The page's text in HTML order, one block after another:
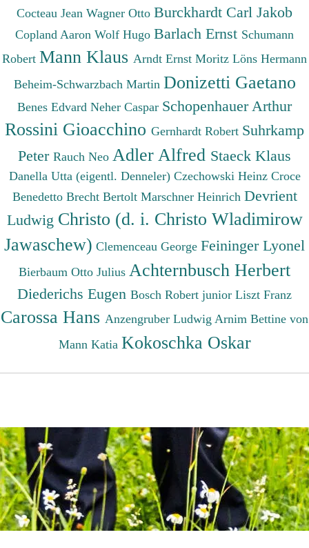
Cocteau Jean Wagner Otto Burckhardt Carl Jakob
Copland Aaron Wolf Hugo Barlach Ernst Schumann
Robert Mann Klaus Arndt Ernst Moritz Löns Hermann
Beheim-Schwarzbach Martin Donizetti Gaetano
Benes Edvard Neher Caspar Schopenhauer Arthur
Rossini Gioacchino Gernhardt Robert Suhrkamp
Peter Rauch Neo Adler Alfred Staeck Klaus
Danella Utta (eigentl. Denneler) Czechowski Heinz Croce
Benedetto Brecht Bertolt Marschner Heinrich Devrient
Ludwig Christo (d. i. Christo Wladimirow
Jawaschew) Clemenceau George Feininger Lyonel
Bierbaum Otto Julius Achternbusch Herbert
Diederichs Eugen Bosch Robert junior Liszt Franz
Carossa Hans Anzengruber Ludwig Arnim Bettine von
Mann Katia Kokoschka Oskar